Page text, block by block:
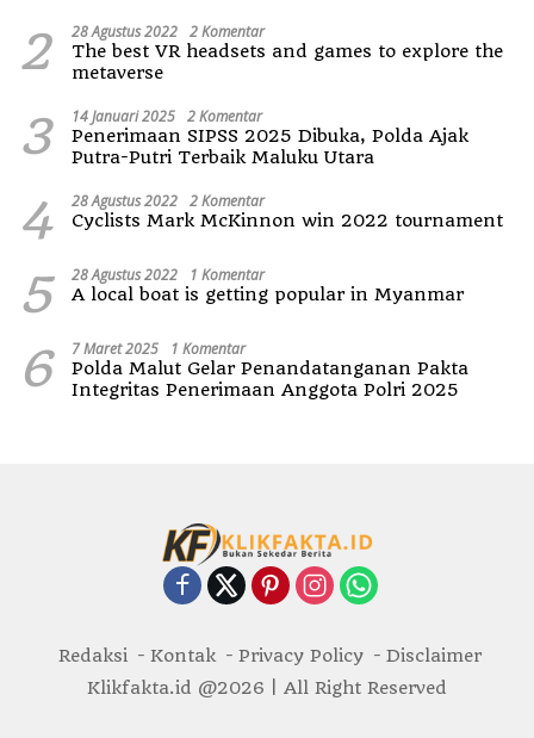
2 28 Agustus 2022 2 Komentar
The best VR headsets and games to explore the
metaverse
3 14 Januari 2025 2 Komentar
Penerimaan SIPSS 2025 Dibuka, Polda Ajak
Putra-Putri Terbaik Maluku Utara
4 28 Agustus 2022 2 Komentar
Cyclists Mark McKinnon win 2022 tournament
5 28 Agustus 2022 1 Komentar
A local boat is getting popular in Myanmar
6 7 Maret 2025 1 Komentar
Polda Malut Gelar Penandatanganan Pakta
Integritas Penerimaan Anggota Polri 2025
Redaksi Kontak Privacy Policy
Disclaimer
Klikfakta.id @2026 | All Right Reserved